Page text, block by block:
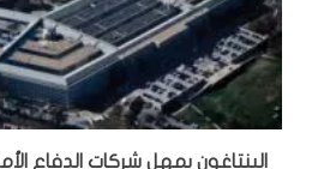
البنتاغون يمهل شركات الدفاع